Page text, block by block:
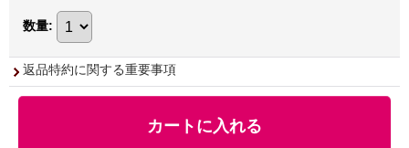
数量:
返品特約に関する重要事項